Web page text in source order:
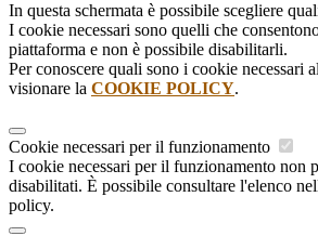
In questa schermata è possibile scegliere
I cookie necessari sono quelli che
piattaforma e non è possibile disabilitarli.
Per conoscere quali sono i cookie necessari
visionare la COOKIE POLICY.
Cookie necessari per il funzionamento
I cookie necessari per il funzionamento non
disabilitati. È possibile consultare l'elenco
policy.